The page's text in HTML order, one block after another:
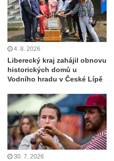
4. 8. 2026
Liberecký kraj zahájil obnovu
historických domů u
Vodního hradu v České Lípě
30. 7. 2026